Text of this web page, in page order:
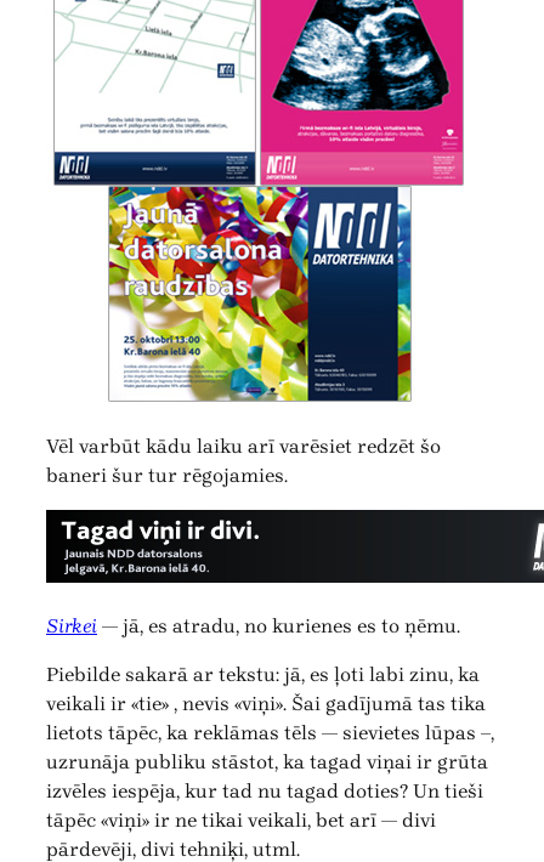
Vēl varbūt kādu laiku arī varēsiet redzēt šo
baneri šur tur rēgojamies.
Sirkei — jā, es atradu, no kurienes es to ņēmu.
Piebilde sakarā ar tekstu: jā, es ļoti labi zinu, ka
veikali ir «tie» , nevis «viņi». Šai gadījumā tas tika
lietots tāpēc, ka reklāmas tēls — sievietes lūpas –,
uzrunāja publiku stāstot, ka tagad viņai ir grūta
izvēles iespēja, kur tad nu tagad doties? Un tieši
tāpēc «viņi» ir ne tikai veikali, bet arī — divi
pārdevēji, divi tehniķi, utml.